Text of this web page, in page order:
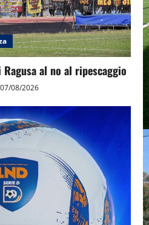
al no al ripescaggio
07/08/2026